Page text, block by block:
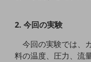
モビリティ
製造・建設業
2. 今回の実験
今回の実験では、
料の温度、圧力、流